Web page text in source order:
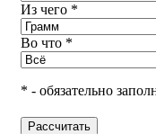
Из чего *
Во что *
* - обязательно
Рассчитать